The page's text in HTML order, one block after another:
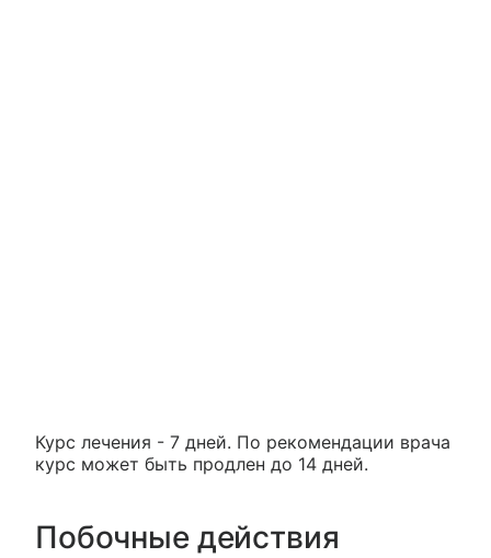
Курс лечения - 7 дней. По рекомендации врача
курс может быть продлен до 14 дней.
Побочные действия